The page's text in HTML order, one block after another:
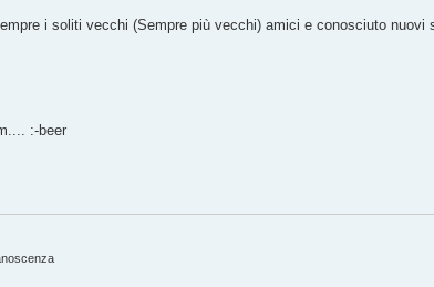
i soliti vecchi (Sempre più vecchi) amici e conosciuto nuovi
:-beer